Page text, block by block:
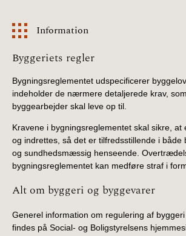
Information
Information
Byggeriets regler
Bygningsreglementet udspecificerer
indeholder de nærmere detaljerede krav,
byggearbejder skal leve op til.
Kravene i bygningsreglementet skal sikre, at
og indrettes, så det er tilfredsstillende i både
og sundhedsmæssig henseende.
bygningsreglementet kan medføre straf i
Alt om byggeri og byggevarer
Generel information om regulering af
findes på Social- og Boligstyrelsens